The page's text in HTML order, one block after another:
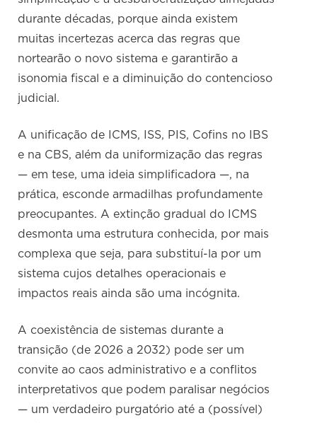
durante décadas, porque ainda existem
muitas incertezas acerca das regras que
nortearão o novo sistema e garantirão a
isonomia fiscal e a diminuição do contencioso
judicial.
A unificação de ICMS, ISS, PIS, Cofins no IBS
e na CBS, além da uniformização das regras
— em tese, uma ideia simplificadora —, na
prática, esconde armadilhas profundamente
preocupantes. A extinção gradual do ICMS
desmonta uma estrutura conhecida, por mais
complexa que seja, para substituí-la por um
sistema cujos detalhes operacionais e
impactos reais ainda são uma incógnita.
A coexistência de sistemas durante a
transição (de 2026 a 2032) pode ser um
convite ao caos administrativo e a conflitos
interpretativos que podem paralisar negócios
— um verdadeiro purgatório até a (possível)